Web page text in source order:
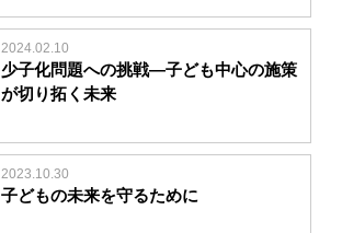
2024.02.10
少子化問題への挑戦―子ども中心の施策
が切り拓く未来
2023.10.30
子どもの未来を守るために